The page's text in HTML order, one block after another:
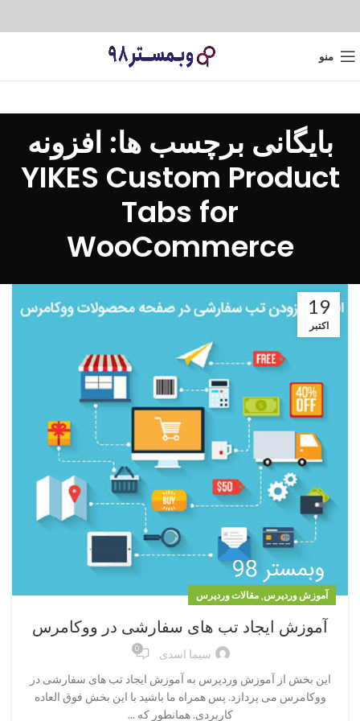
منو
بایگانی برچسب ها: افزونه
YIKES Custom Product
Tabs for
WooCommerce
19
اکتبر
آموزش وردپرس, مقالات وردپرس
آموزش ایجاد تب های سفارشی در ووکامرس
سیما اسدی 0
این بخش از آموزش وردپرس به آموزش ایجاد تب های سفارشی در
ووکامرس می پردازد. پس همراه ما باشید با این بخش فوق العاده
کاربردی. همانطور که ...